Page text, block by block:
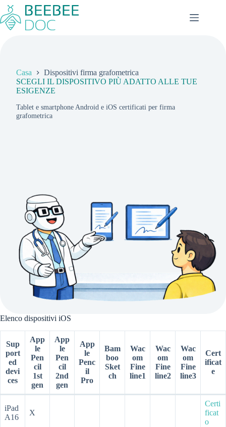
Salta
al
contenuto
Casa
Dispositivi firma grafometrica
SCEGLI IL DISPOSITIVO PIÙ ADATTO ALLE TUE
ESIGENZE
Tablet e smartphone Android e iOS certificati per firma
grafometrica
Elenco dispositivi iOS
Sup
port
ed
devi
ces
App
le
Pen
cil
1st
gen
App
le
Pen
cil
2nd
gen
App
le
Penc
il
Pro
Bam
boo
Sket
ch
Wac
om
Fine
line1
Wac
om
Fine
line2
Wac
om
Fine
line3
Cert
ificat
e
iPad
A16
X
Certi
ficat
o